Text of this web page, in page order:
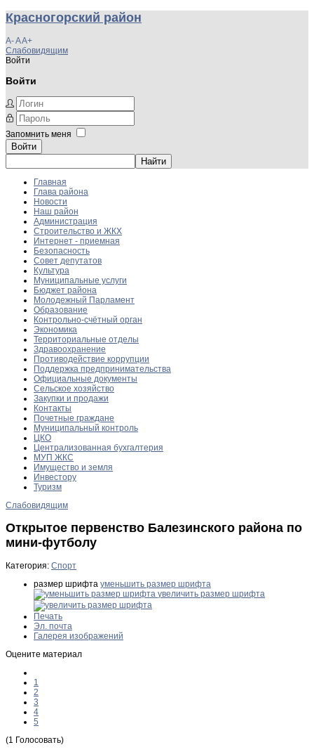
Красногорский район
A-AA+
Слабовидящим
Войти
Войти
Запомнить меня
Войти
Главная
Глава района
Новости
Наш район
Администрация
Строительство и ЖКХ
Интернет - приемная
Безопасность
Совет депутатов
Культура
Муниципальные услуги
Бюджет района
Молодежный Парламент
Образование
Контрольно-счётный орган
Экономика
Территориальные отделы
Здравоохранение
Противодействие коррупции
Поддержка предпринимательства
Официальные документы
Сельское хозяйство
Закупки и продажи
Контакты
Почетные граждане
Муниципальный контроль
ЦКО
Централизованная бухгалтерия
МУП ЖКС
Имущество и земля
Инвестору
Туризм
Слабовидящим
Открытое первенство Балезинского района по
мини-футболу
Категория: Спорт
размер шрифта уменьшить размер шрифта
увеличить размер шрифта
Печать
Эл. почта
Галерея изображений
Оцените материал
1
2
3
4
5
(1 Голосовать)